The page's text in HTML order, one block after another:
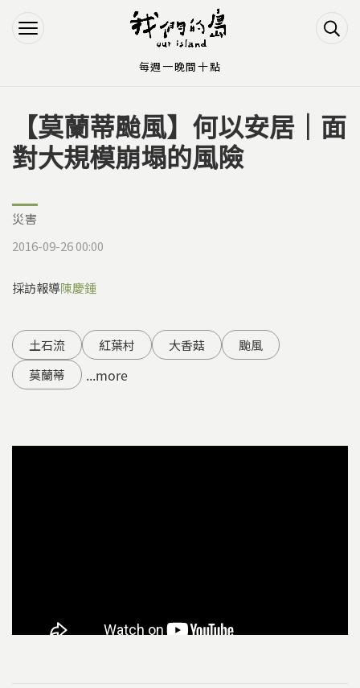
Jump to Navigation
Jump to Main content
您在這裡
【莫蘭蒂颱風】何以安居｜面
對大規模崩塌的風險
災害
2016-09-26 00:00
採訪報導陳慶鍾
土石流 紅葉村 大香菇
颱風
莫蘭蒂
...more
每週一晚間十點